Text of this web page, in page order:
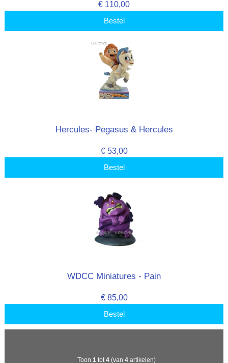
€ 110,00
Bestel
Hercules- Pegasus & Hercules
€ 53,00
Bestel
WDCC Miniatures - Pain
€ 85,00
Bestel
Toon 1 tot 4 (van 4 artikelen)